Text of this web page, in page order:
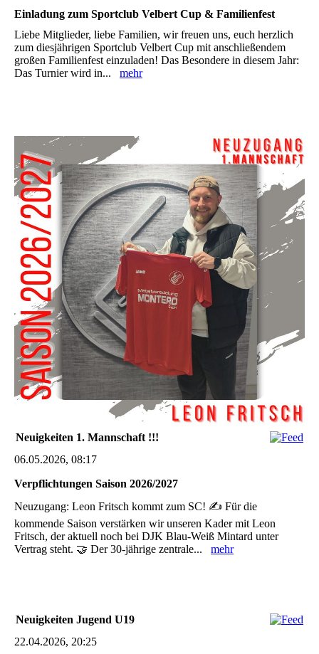
Einladung zum Sportclub Velbert Cup & Familienfest
Liebe Mitglieder, liebe Familien, wir freuen uns, euch herzlich
zum diesjährigen Sportclub Velbert Cup mit anschließendem
großen Familienfest einzuladen! Das Besondere in diesem Jahr:
Das Turnier wird in... mehr
Neuigkeiten 1. Mannschaft !!!
06.05.2026, 08:17
Verpflichtungen Saison 2026/2027
Neuzugang: Leon Fritsch kommt zum SC! ✍️ Für die
kommende Saison verstärken wir unseren Kader mit Leon
Fritsch, der aktuell noch bei DJK Blau-Weiß Mintard unter
Vertrag steht. 🤝 Der 30-jährige zentrale... mehr
Neuigkeiten Jugend U19
22.04.2026, 20:25